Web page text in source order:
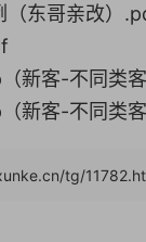
（东哥亲改）
新客-不同类
新客-不同类
tg/